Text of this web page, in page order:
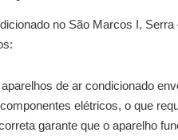
no São Marcos I, Serra
de ar condicionado
elétricos, o que
garante que o aparelho